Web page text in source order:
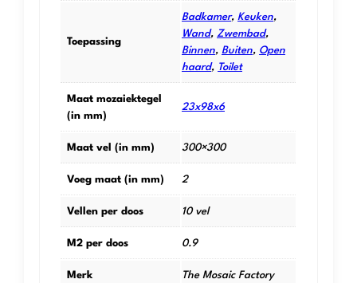
Toepassing
Badkamer,Keuken,
Wand,Zwembad,
Binnen,Buiten, Open
haard, Toilet
Maat mozaiektegel
(in mm)
23x98x6
Maat vel (in mm) 300×300
Voeg maat (in mm) 2
Vellen per doos 10 vel
M2 per doos 0.9
Merk The Mosaic Factory